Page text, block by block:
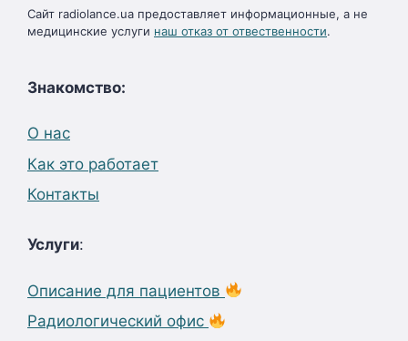
Сайт radiolance.ua предоставляет информационные, а не
медицинские услуги наш отказ от отвественности.
Знакомство:
О нас
Как это работает
Контакты
Услуги:
Описание для пациентов
Радиологический офис